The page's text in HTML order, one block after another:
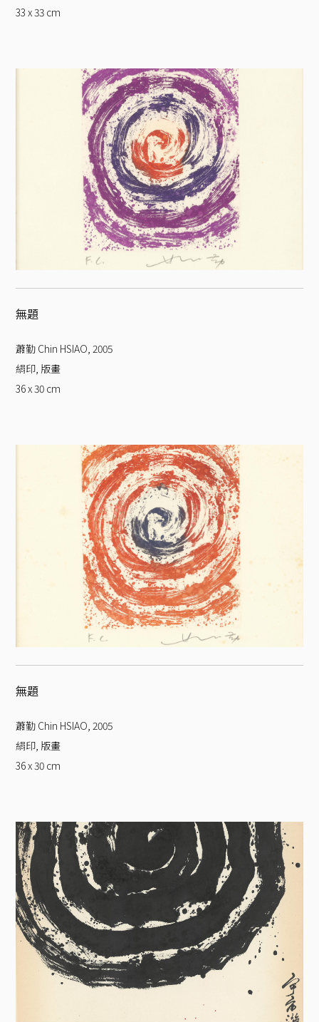
33 x 33 cm
無題
蕭勤 Chin HSIAO, 2005
絹印, 版畫
36 x 30 cm
無題
蕭勤 Chin HSIAO, 2005
絹印, 版畫
36 x 30 cm